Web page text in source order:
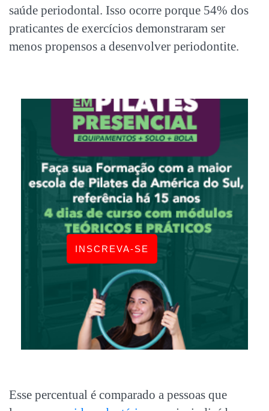
saúde periodontal. Isso ocorre porque 54% dos
praticantes de exercícios demonstraram ser
menos propensos a desenvolver periodontite.
INSCREVA-SE
Esse percentual é comparado a pessoas que